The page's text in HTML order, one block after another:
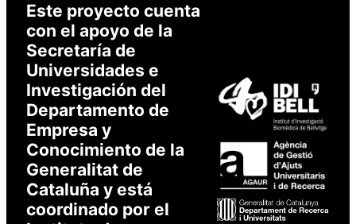
Este proyecto cuenta
con el apoyo de la
Secretaría de
Universidades e
Investigación del
Departamento de
Empresa y
Conocimiento de la
Generalitat de
Cataluña y está
coordinado por el